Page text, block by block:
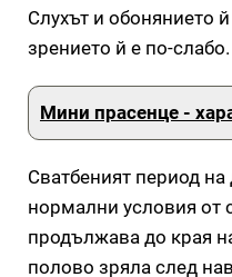
Слухът и обонянието
зрението й е по-слабо.
Мини прасенце -
Сватбеният период
нормални условия от
продължава до края
полово зряла след